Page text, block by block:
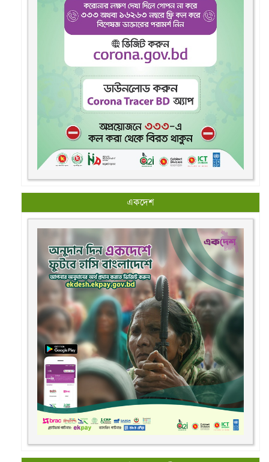
একদেশ